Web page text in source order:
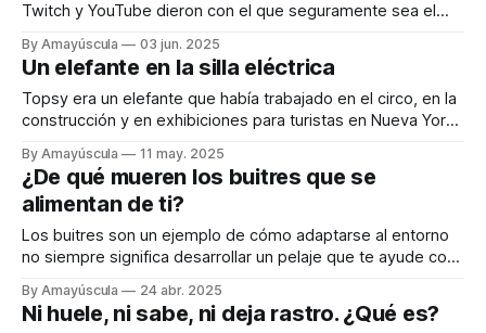
Twitch y YouTube dieron con el que seguramente sea el
básicamente en robar contenido ajeno poniendo tu cara
encima y, con suerte, conjugar algún verbo para que
parezca que añades «valor», la palabra
By Amayúscula 03 jun. 2025
Un elefante en la silla eléctrica
Topsy era un elefante que había trabajado en el circo, en la
construcción y en exhibiciones para turistas en Nueva York,
dicen los estadounidenses: en defensa propia. Uno de ellos
intentó darle de fumar; otro le pegaba; y
By Amayúscula 11 may. 2025
¿De qué mueren los buitres que se
alimentan de ti?
Los buitres son un ejemplo de cómo adaptarse al entorno
no siempre significa desarrollar un pelaje que te ayude con
infinito. A veces la evolución significa aprovechar la
decadencia del entorno, la carroña, en pro de uno mismo.
By Amayúscula 24 abr. 2025
Ni huele, ni sabe, ni deja rastro. ¿Qué es?